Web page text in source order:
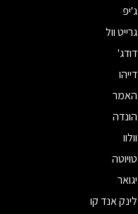
ג'יפ
גרייט וול
דודג'
דייהו
האמר
הונדה
וולוו
טויוטה
יגואר
לינק אנד קו